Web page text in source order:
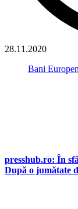
28.11.2020
Bani
presshub.ro: În
După o jumătate